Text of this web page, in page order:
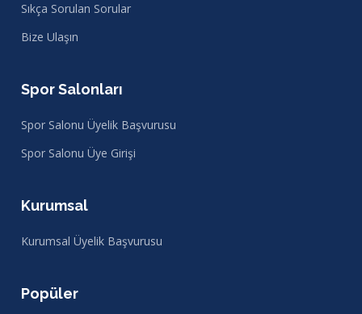
Sıkça Sorulan Sorular
Bize Ulaşın
Spor Salonları
Spor Salonu Üyelik Başvurusu
Spor Salonu Üye Girişi
Kurumsal
Kurumsal Üyelik Başvurusu
Popüler